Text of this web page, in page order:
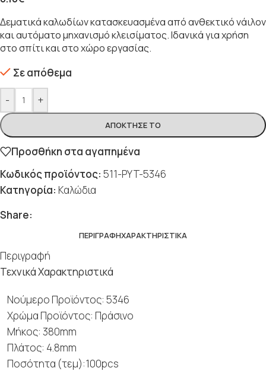
Δεματικά καλωδίων κατασκευασμένα από ανθεκτικό νάιλον
και αυτόματο μηχανισμό κλεισίματος. Ιδανικά για χρήση
στο σπίτι και στο χώρο εργασίας.
Σε απόθεμα
- +
ΑΠΌΚΤΗΣΈ ΤΟ
Προσθήκη στα αγαπημένα
Κωδικός προϊόντος: 511-PYT-5346
Κατηγορία: Καλώδια
Share:
ΠΕΡΙΓΡΑΦΉΧΑΡΑΚΤΗΡΙΣΤΙΚΆ
Περιγραφή
Τεχνικά Χαρακτηριστικά
Νούμερο Προϊόντος: 5346
Χρώμα Προϊόντος: Πράσινο
Μήκος: 380mm
Πλάτος: 4.8mm
Ποσότητα (τεμ):100pcs